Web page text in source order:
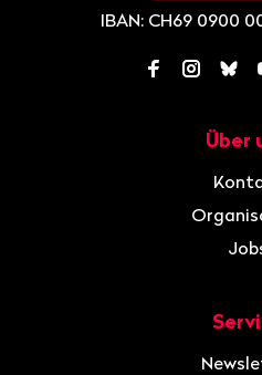
IBAN: CH69 0900
Facebook
Über